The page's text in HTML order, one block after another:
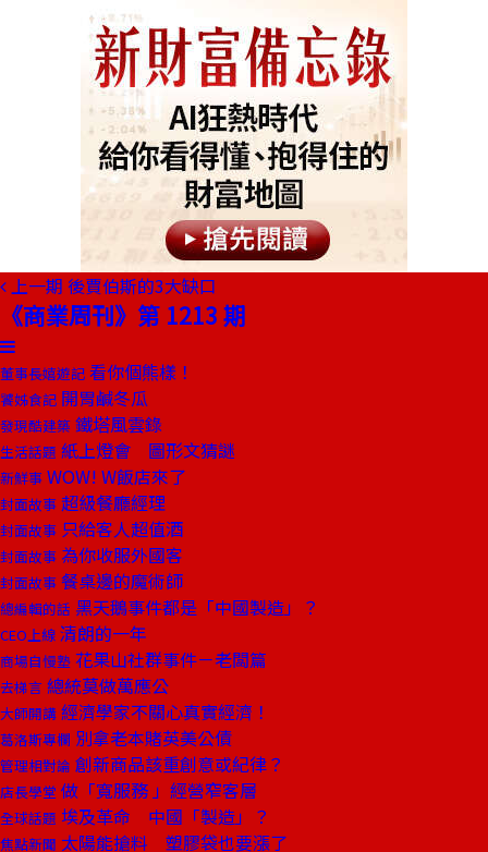
上一期 後賈伯斯的3大缺口
《商業周刊》第 1213 期
董事長嬉遊記 看你個熊樣！
饕姊食記 開胃鹹冬瓜
發現酷建築 鐵塔風雲錄
生活話題 紙上燈會 圖形文猜謎
新鮮事 WOW! W飯店來了
封面故事 超級餐廳經理
封面故事 只給客人超值酒
封面故事 為你收服外國客
封面故事 餐桌邊的魔術師
總編輯的話 黑天鵝事件都是「中國製造」？
CEO上線 清朗的一年
商場自慢塾 花果山社群事件－老闆篇
去梯言 總統莫做萬應公
大師開講 經濟學家不關心真實經濟！
葛洛斯專欄 別拿老本賭英美公債
管理相對論 創新商品該重創意或紀律？
店長學堂 做「寬服務 」經營窄客層
全球話題 埃及革命 中國「製造」？
焦點新聞 太陽能搶料 塑膠袋也要漲了